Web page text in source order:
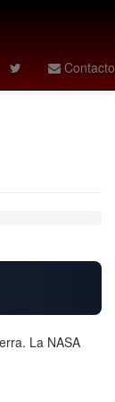
Contacto
mexico
La NASA